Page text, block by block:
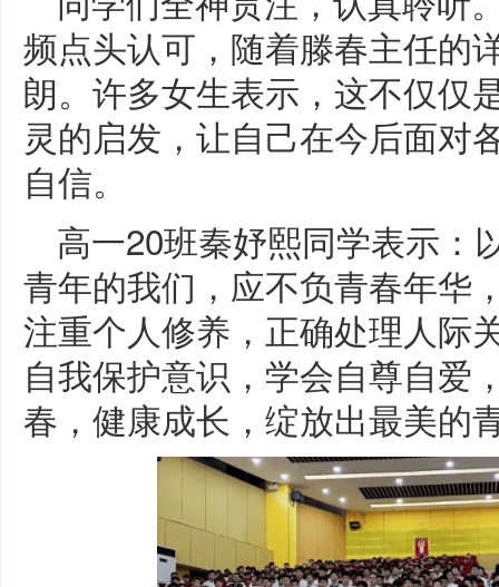
频点头认可，随着滕春主任的
朗。许多女生表示，这不仅仅
灵的启发，让自己在今后面对
自信。
高一20班秦妤熙同学表示：
青年的我们，应不负青春年华
注重个人修养，正确处理人际
自我保护意识，学会自尊自爱
春，健康成长，绽放出最美的